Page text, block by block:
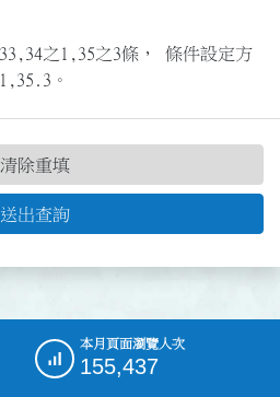
之1,35之3條， 條件設定方
。
送出查詢
清除重填
本月頁面瀏覽人次
155,437